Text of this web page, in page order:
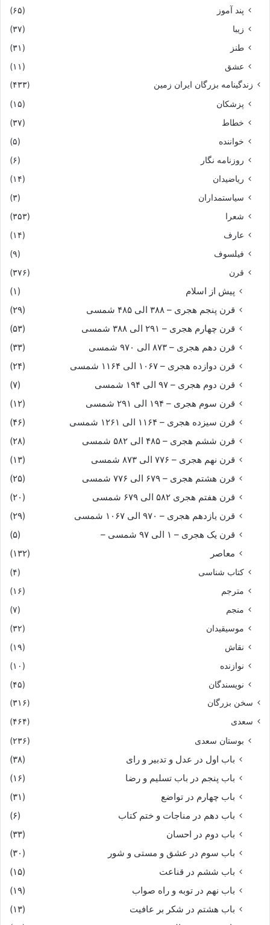
پند آموز
(۶۵)
زیبا
(۳۷)
طنز
(۳۱)
عشق
(۱۱)
زندگینامه بزرگان ایران زمین (۴۳۳)
پزشکان
(۱۵)
خطاط
(۳۷)
خواننده
(۵)
روزنامه نگار
(۶)
ریاضیدان
(۱۴)
سیاستمداران
(۳)
شعرا
(۳۵۳)
عارف
(۱۴)
فیلسوف
(۹)
قرن
(۳۷۶)
پیش از اسلام
(۱)
قرن پنجم هجری – ۳۸۸ الی ۴۸۵ شمسی
(۲۹)
قرن چهارم هجری – ۲۹۱ الی ۳۸۸ شمسی
(۵۳)
قرن دهم هجری – ۸۷۳ الی ۹۷۰ شمسی
(۳۳)
قرن دوازده هجری – ۱۰۶۷ الی ۱۱۶۴ شمسی
(۲۴)
قرن دوم هجری – ۹۷ الی ۱۹۴ شمسی
(۷)
قرن سوم هجری – ۱۹۴ الی ۲۹۱ شمسی
(۱۲)
قرن سیزده هجری – ۱۱۶۴ الی ۱۲۶۱ شمسی
(۴۶)
قرن ششم هجری – ۴۸۵ الی ۵۸۲ شمسی
(۲۸)
قرن نهم هجری – ۷۷۶ الی ۸۷۳ شمسی
(۱۳)
قرن هشتم هجری – ۶۷۹ الی ۷۷۶ شمسی
(۲۵)
قرن هفتم هجری ۵۸۲ الی ۶۷۹ شمسی
(۲۰)
قرن یازدهم هجری – ۹۷۰ الی ۱۰۶۷ شمسی
(۲۹)
قرن یک هجری – ۱ الی ۹۷ شمسی –
(۵)
معاصر
(۱۳۲)
کتاب شناسی
(۴)
مترجم
(۱۶)
منجم
(۷)
موسیقیدان
(۳۲)
نقاش
(۱۹)
نوازنده
(۱۰)
نویسندگان
(۴۵)
سخن بزرگان
(۳۱۶)
سعدی
(۴۶۴)
بوستان سعدی (۲۳۶)
باب اول در عدل و تدبیر و رای
(۳۸)
باب پنجم در باب تسلیم و رضا
(۱۶)
باب چهارم در تواضع
(۳۱)
باب دهم در مناجات و ختم کتاب
(۶)
باب دوم در احسان
(۳۳)
باب سوم در عشق و مستی و شور
(۳۰)
باب ششم در قناعت
(۱۵)
باب نهم در توبه و راه صواب
(۱۹)
باب هشتم در شکر بر عافیت
(۱۳)